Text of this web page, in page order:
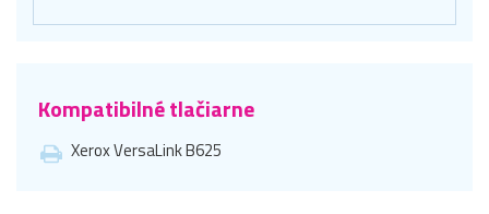
Kompatibilné tlačiarne
Xerox VersaLink B625